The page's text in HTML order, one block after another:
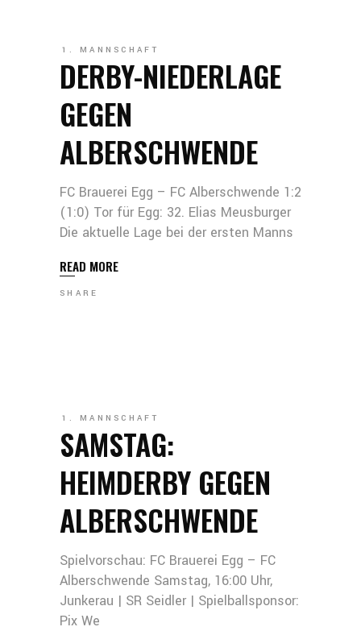
1. MANNSCHAFT
DERBY-NIEDERLAGE
GEGEN
ALBERSCHWENDE
FC Brauerei Egg – FC Alberschwende 1:2
(1:0) Tor für Egg: 32. Elias Meusburger
Die aktuelle Lage bei der ersten Manns
READ MORE
SHARE
1. MANNSCHAFT
SAMSTAG:
HEIMDERBY GEGEN
ALBERSCHWENDE
Spielvorschau: FC Brauerei Egg – FC
Alberschwende Samstag, 16:00 Uhr,
Junkerau | SR Seidler | Spielballsponsor:
Pix We